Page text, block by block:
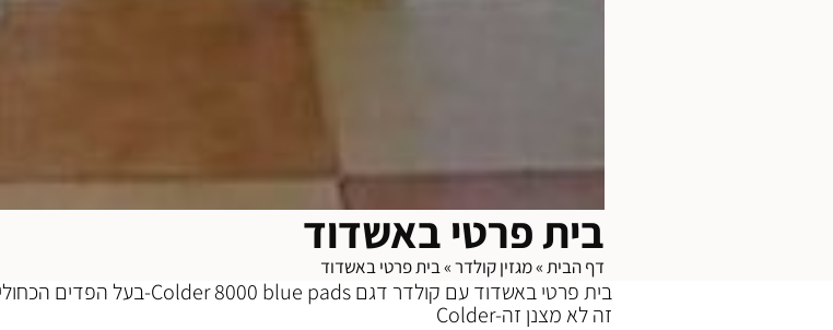
בית פרטי באשדוד
דף הבית»מגזין קולדר»בית פרטי באשדוד
בית פרטי באשדוד עם קולדר דגם Colder 8000 blue pads-בעל הפדים הכחולים.
זה לא מצנן זה-Colder